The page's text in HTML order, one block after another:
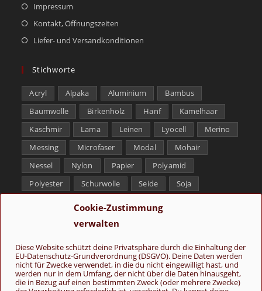
Cookie-Zustimmung
verwalten
Diese Website schützt deine Privatsphäre durch die Einhaltung der
EU-Datenschutz-Grundverordnung (DSGVO). Deine Daten werden
nicht für Zwecke verwendet, in die du nicht eingewilligt hast, und
werden nur in dem Umfang, der nicht über die Daten hinausgeht,
die in Bezug auf einen bestimmten Zweck (oder mehrere Zwecke)
Impressum
Kontakt, Öffnungszeiten
Liefer- und Versandkonditionen
Stichworte
Acryl Alpaka Aluminium
Bambus
Baumwolle
Birkenholz Hanf
Kamelhaar
Kaschmir
Lama Leinen Lyocell
Merino
Messing
Microfaser Modal
Mohair
Nessel
Nylon Papier
Polyamid
Polyester
Schurwolle Seide
Soja
Tencel
Yak
Folge uns